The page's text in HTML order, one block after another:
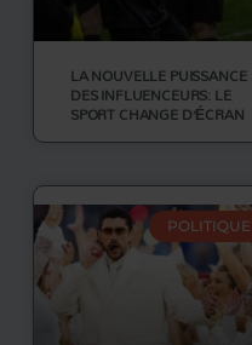
LA NOUVELLE PUISSANCE
DES INFLUENCEURS: LE
SPORT CHANGE D’ÉCRAN
POLITIQUE